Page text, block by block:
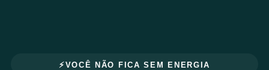
⚡VOCÊ NÃO FICA SEM ENERGIA